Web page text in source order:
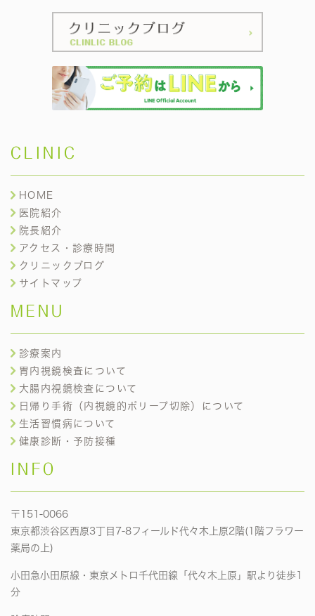
CLINIC
HOME
医院紹介
院長紹介
アクセス・診療時間
クリニックブログ
サイトマップ
MENU
診療案内
胃内視鏡検査について
大腸内視鏡検査について
日帰り手術（内視鏡的ポリープ切除）について
生活習慣病について
健康診断・予防接種
INFO
〒151-0066
東京都渋谷区西原3丁目7-8フィールド代々木上原2階(1階フラワー
薬局の上)
小田急小田原線・東京メトロ千代田線「代々木上原」駅より徒歩1
分